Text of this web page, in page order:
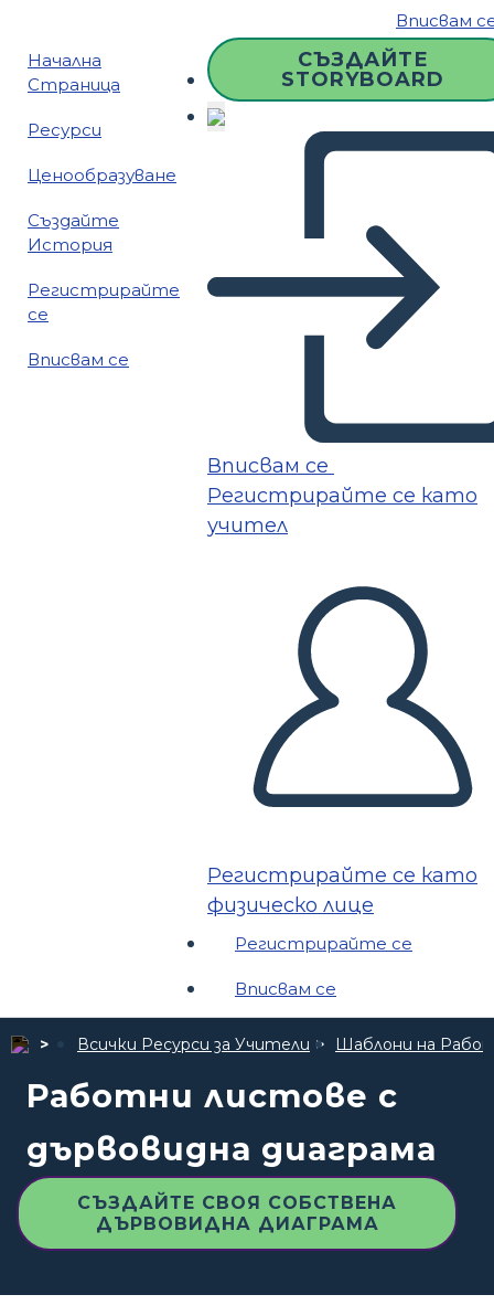
Вписвам
Начална
Страница
Ресурси
Ценообразуване
Създайте
История
Регистрирайте
се
Вписвам се
СЪЗДАЙТЕ
STORYBOARD
Вписвам се
Регистрирайте се като
учител
Регистрирайте се като
физическо лице
Регистрирайте се
Вписвам се
Всички Ресурси за Учители Шаблони на
Работни листове с
дървовидна диаграма
СЪЗДАЙТЕ СВОЯ СОБСТВЕНА
ДЪРВОВИДНА ДИАГРАМА